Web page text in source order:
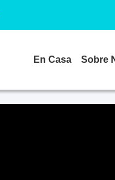
En Casa Sobre